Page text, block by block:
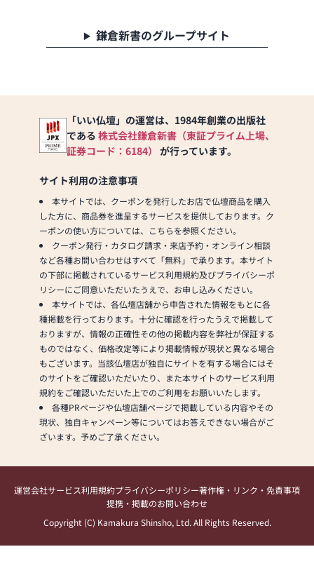
西側（姫路・高砂方面）から
来られる方は、加古川中学校
先「金色の観音様」が目印。
る場合
加古川ランプを降りて県道18
号線（加古川小野線）を南へ
砂線）の粟津南交差点を斜め
右に入り、次の信号を斜め左
に、約500m先「金色の観音
様」が目印。
◆バスでお越しのお客様
JR加古川駅の南口から神姫バ
ス「高砂」行き、もしくは
「大崎」止め（43系統）、ま
たは「播磨町駅」行き（44系
統）に乗車いただき、「北備
後」停留所から南へ約400m、
「南備後」停留所から北へ約
400mとなっています。
鎌倉新書のグループサイト
「いい仏壇」の運営は、1984年創業の出版社
である 株式会社鎌倉新書（東証プライム上場、
証券コード：6184） が行っています。
サイト利用の注意事項
本サイトでは、クーポンを発行したお店で仏壇商品を購入
した方に、商品券を進呈するサービスを提供しております。ク
ーポンの使い方については、こちらを参照ください。
クーポン発行・カタログ請求・来店予約・オンライン相談
など各種お問い合わせはすべて「無料」で承ります。本サイト
の下部に掲載されているサービス利用規約及びプライバシーポ
リシーにご同意いただいたうえで、お申し込みください。
本サイトでは、各仏壇店舗から申告された情報をもとに各
種掲載を行っております。十分に確認を行ったうえで掲載して
おりますが、情報の正確性その他の掲載内容を弊社が保証する
ものではなく、価格改定等により掲載情報が現状と異なる場合
もございます。当該仏壇店が独自にサイトを有する場合にはそ
のサイトをご確認いただいたり、また本サイトのサービス利用
規約をご確認いただいた上でのご利用をお願いいたします。
各種PRページや仏壇店舗ページで掲載している内容やその
現状、独自キャンペーン等についてはお答えできない場合がご
ざいます。予めご了承ください。
運営会社サービス利用規約プライバシーポリシー著作権・リンク・免責事項
提携・掲載のお問い合わせ
Copyright (C) Kamakura Shinsho, Ltd. All Rights Reserved.